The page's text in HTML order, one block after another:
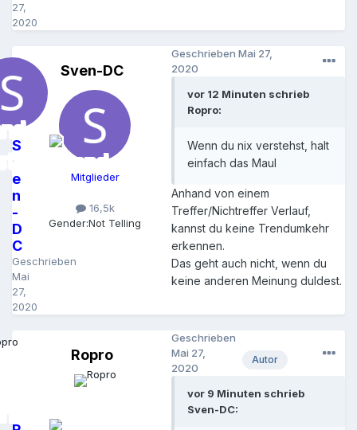
27,
2020
S
v
e
n
-
D
C
Geschrieben
Mai
27,
2020
Sven-DC
Mitglieder
16,5k
Gender:Not Telling
Geschrieben Mai 27,
2020
vor 12 Minuten schrieb
Ropro:
Wenn du nix verstehst, halt
einfach das Maul
Anhand von einem
Treffer/Nichtreffer Verlauf,
kannst du keine Trendumkehr
erkennen.
Das geht auch nicht, wenn du
keine anderen Meinung duldest.
Ropro Autor
Geschrieben
Mai 27,
2020
vor 9 Minuten schrieb
Sven-DC: